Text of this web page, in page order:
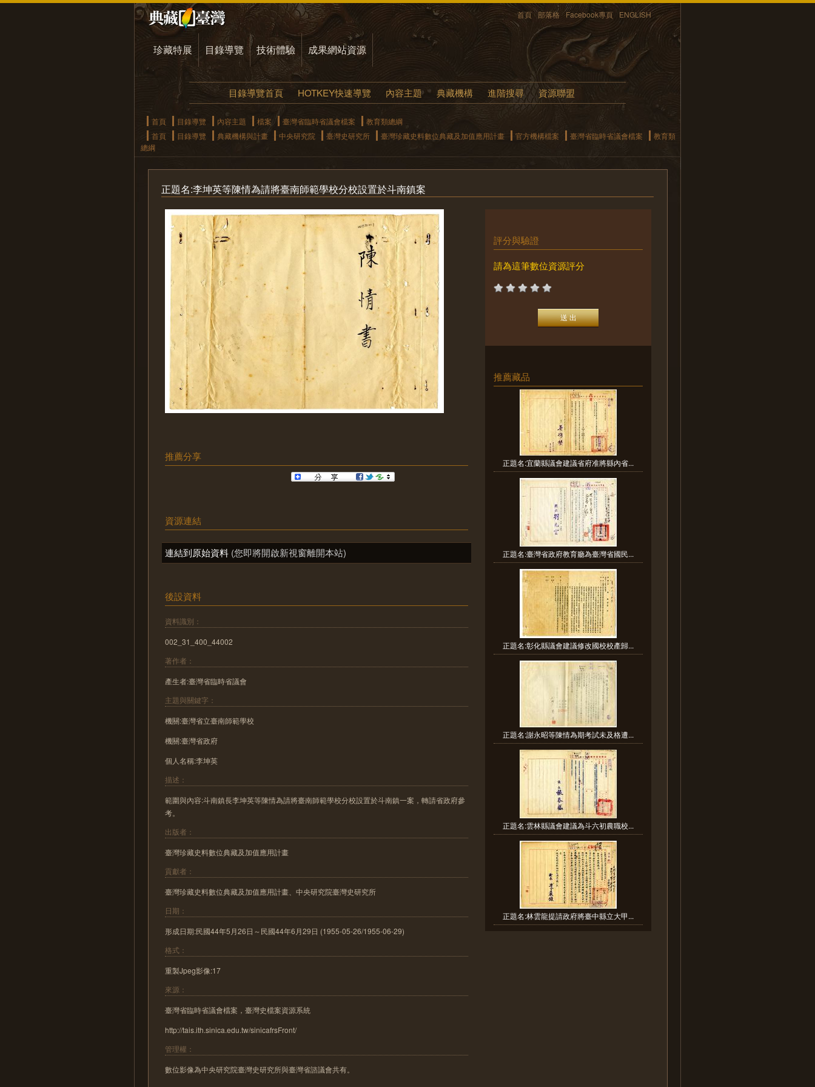
首頁 部落格 Facebook專頁 ENGLISH
珍藏特展 目錄導覽 技術體驗 成果網站資源
目錄導覽首頁 HOTKEY快速導覽 內容主題 典藏機構 進階搜尋 資源聯盟
首頁 目錄導覽 內容主題 檔案 臺灣省臨時省議會檔案
教育類總綱
首頁
目錄導覽 典藏機構與計畫 中央研究院 臺灣史研究所 臺灣珍藏史料數位典藏及加值應用計畫 官方機構檔案 臺灣省臨時省議會檔案
教育類
總綱
正題名:李坤英等陳情為請將臺南師範學校分校設置於斗南鎮案
推薦分享
資源連結
連結到原始資料 (您即將開啟新視窗離開本站)
後設資料
資料識別：
002_31_400_44002
著作者：
產生者:臺灣省臨時省議會
主題與關鍵字：
機關:臺灣省立臺南師範學校
機關:臺灣省政府
個人名稱:李坤英
描述：
範圍與內容:斗南鎮長李坤英等陳情為請將臺南師範學校分校設置於斗南鎮一案，轉請省政府參
考。
出版者：
臺灣珍藏史料數位典藏及加值應用計畫
貢獻者：
臺灣珍藏史料數位典藏及加值應用計畫、中央研究院臺灣史研究所
日期：
形成日期:民國44年5月26日～民國44年6月29日 (1955-05-26/1955-06-29)
格式：
重製Jpeg影像:17
來源：
臺灣省臨時省議會檔案，臺灣史檔案資源系統
http://tais.ith.sinica.edu.tw/sinicafrsFront/
管理權：
數位影像為中央研究院臺灣史研究所與臺灣省諮議會共有。
評分與驗證
請為這筆數位資源評分
推薦藏品
正題名:宜蘭縣議會建議省府准將縣內省...
正題名:臺灣省政府教育廳為臺灣省國民...
正題名:彰化縣議會建議修改國校校產歸...
正題名:謝永昭等陳情為期考試未及格遭...
正題名:雲林縣議會建議為斗六初農職校...
正題名:林雲龍提請政府將臺中縣立大甲...